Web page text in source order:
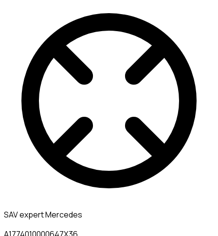
SAV expert Mercedes